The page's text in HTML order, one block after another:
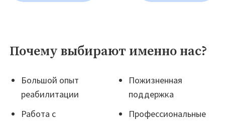
Почему выбирают именно нас?
Большой опыт
реабилитации
Работа с
Пожизненная
поддержка
Профессиональные